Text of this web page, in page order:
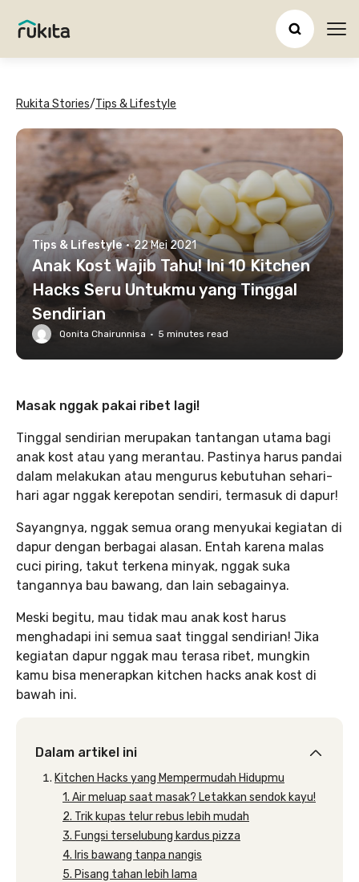
Rukita Stories/Tips & Lifestyle
Tips & Lifestyle · 22 Mei 2021
Anak Kost Wajib Tahu! Ini 10 Kitchen
Hacks Seru Untukmu yang Tinggal
Sendirian
Qonita Chairunnisa · 5 minutes read
Masak nggak pakai ribet lagi!
Tinggal sendirian merupakan tantangan utama bagi
anak kost atau yang merantau. Pastinya harus pandai
dalam melakukan atau mengurus kebutuhan sehari-
hari agar nggak kerepotan sendiri, termasuk di dapur!
Sayangnya, nggak semua orang menyukai kegiatan di
dapur dengan berbagai alasan. Entah karena malas
cuci piring, takut terkena minyak, nggak suka
tangannya bau bawang, dan lain sebagainya.
Meski begitu, mau tidak mau anak kost harus
menghadapi ini semua saat tinggal sendirian! Jika
kegiatan dapur nggak mau terasa ribet, mungkin
kamu bisa menerapkan kitchen hacks anak kost di
bawah ini.
Dalam artikel ini
Kitchen Hacks yang Mempermudah Hidupmu
1. Air meluap saat masak? Letakkan sendok kayu!
2. Trik kupas telur rebus lebih mudah
3. Fungsi terselubung kardus pizza
4. Iris bawang tanpa nangis
5. Pisang tahan lebih lama